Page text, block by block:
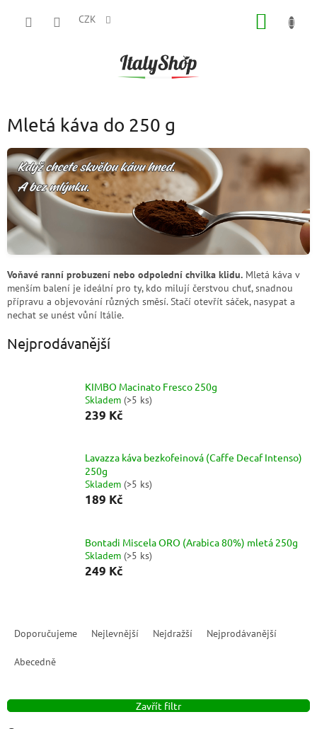
CZK
Mletá káva do 250 g
Voňavé ranní probuzení nebo odpolední chvilka klidu. Mletá káva v
menším balení je ideální pro ty, kdo milují čerstvou chuť, snadnou
přípravu a objevování různých směsí. Stačí otevřít sáček, nasypat a
nechat se unést vůní Itálie.
Nejprodávanější
KIMBO Macinato Fresco 250g
Skladem (>5 ks)
239 Kč
Lavazza káva bezkofeinová (Caffe Decaf Intenso)
250g
Skladem (>5 ks)
189 Kč
Bontadi Miscela ORO (Arabica 80%) mletá 250g
Skladem (>5 ks)
249 Kč
p
r
Doporučujeme Nejlevnější Nejdražší Nejprodávanější
Abecedně
Zavřít filtr